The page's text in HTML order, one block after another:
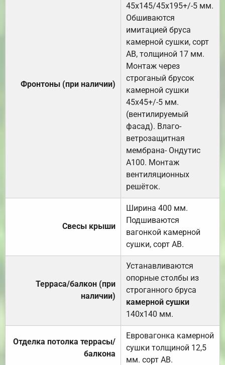
Фронтоны (при наличии)
45х145/45х195+/-5 мм.
Обшиваются
имитацией бруса
камерной сушки, сорт
АВ, толщиной 17 мм.
Монтаж через
строганый брусок
камерной сушки
45х45+/-5 мм.
(вентилируемый
фасад). Влаго-
ветрозащитная
мембрана- Ондутис
А100. Монтаж
вентиляционных
решёток.
Свесы крыши
Ширина 400 мм.
Подшиваются
вагонкой камерной
сушки, сорт АВ.
Терраса/балкон (при
наличии)
Устанавливаются
опорные столбы из
строганного бруса
камерной сушки
140х140 мм.
Отделка потолка террасы/
балкона
Евровагонка камерной
сушки толщиной 12,5
мм. сорт АВ.